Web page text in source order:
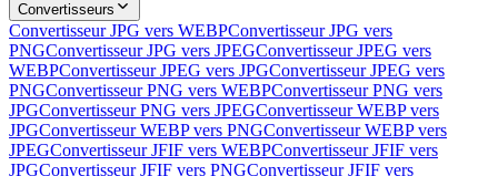
Convertisseurs
Convertisseur JPG vers WEBPConvertisseur JPG vers
PNGConvertisseur JPG vers JPEGConvertisseur JPEG vers
WEBPConvertisseur JPEG vers JPGConvertisseur JPEG vers
PNGConvertisseur PNG vers WEBPConvertisseur PNG vers
JPGConvertisseur PNG vers JPEGConvertisseur WEBP vers
JPGConvertisseur WEBP vers PNGConvertisseur WEBP vers
JPEGConvertisseur JFIF vers WEBPConvertisseur JFIF vers
JPGConvertisseur JFIF vers PNGConvertisseur JFIF vers